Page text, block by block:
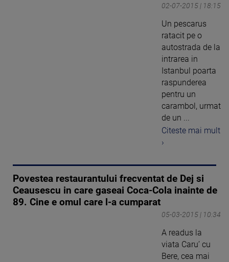
02-07-2015 | 18:15
Un pescarus
ratacit pe o
autostrada de la
intrarea in
Istanbul poarta
raspunderea
pentru un
carambol, urmat
de un ...
Citeste mai mult
›
Povestea restaurantului frecventat de Dej si
Ceausescu in care gaseai Coca-Cola inainte de
89. Cine e omul care l-a cumparat
05-03-2015 | 10:34
A readus la
viata Caru’ cu
Bere, cea mai